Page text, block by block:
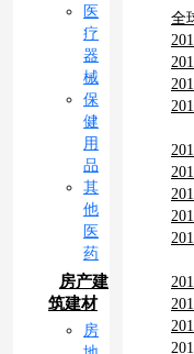
医
疗
器
械
保
健
用
品
其
他
医
药
房产建
筑建材
房
全
测
报
报
分
报
究
究